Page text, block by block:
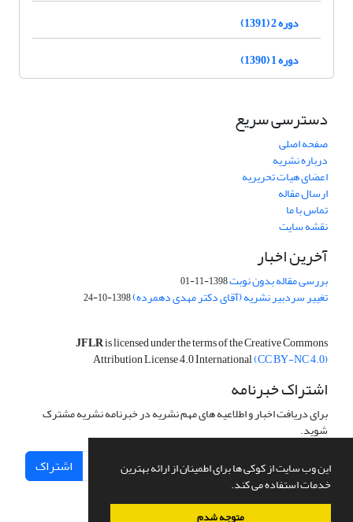
این وب سایت از کوکی ها برای اطمینان از ارائه بهترین
خدمات استفاده می کند.
متوجه شدم
دوره 2 (1391)
دوره 1 (1390)
دسترسی سریع
صفحه اصلی
درباره نشریه
اعضای هیات تحریریه
ارسال مقاله
تماس با ما
نقشه سایت
آخرین اخبار
بررسی مقاله بدون نوبت1398-11-01
تغییر سردبیر نشریه (آقای دکتر مهدی دهمرده)1398-10-24
JFLRis licensed under the terms of the Creative Commons
Attribution License 4.0 International(CC BY-NC 4.0)
اشتراک خبرنامه
برای دریافت اخبار و اطلاعیه های مهم نشریه در خبرنامه نشریه مشترک
شوید.
اشتراک